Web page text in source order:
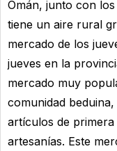
Omán, junto con
tiene un aire rural
mercado de los
jueves en la
mercado muy
comunidad
artículos de
artesanías. Este